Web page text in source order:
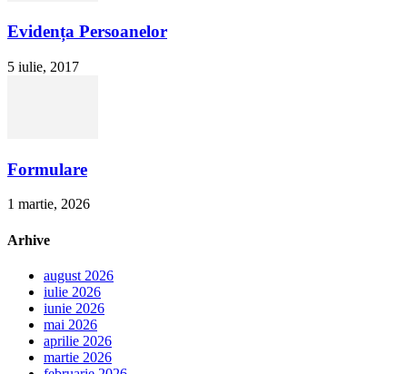
Evidența Persoanelor
5 iulie, 2017
Formulare
1 martie, 2026
Arhive
august 2026
iulie 2026
iunie 2026
mai 2026
aprilie 2026
martie 2026